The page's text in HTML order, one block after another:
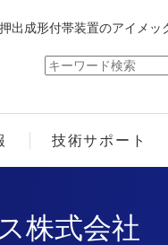
出成形付帯装置のアイメッ
技術サポート
株式会社